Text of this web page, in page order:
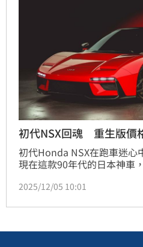
初代NSX回魂 重生版價
初代Honda NSX在跑車迷心
現在這款90年代的日本神車
Motorsport多年賽車技術，
名字就很有武俠味。
2025/12/05 10:01